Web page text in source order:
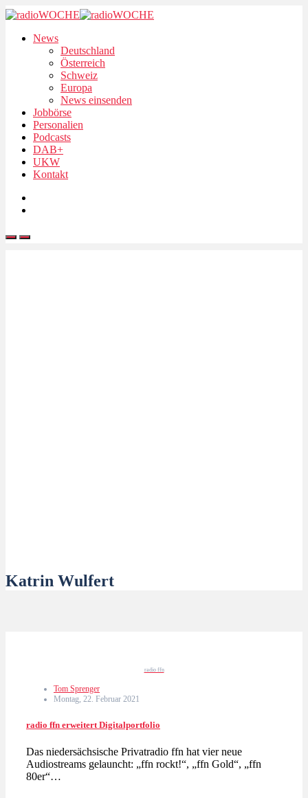
News
Deutschland
Österreich
Schweiz
Europa
News einsenden
Jobbörse
Personalien
Podcasts
DAB+
UKW
Kontakt
Katrin Wulfert
radio ffn
Tom Sprenger
Montag, 22. Februar 2021
radio ffn erweitert Digitalportfolio
Das niedersächsische Privatradio ffn hat vier neue
Audiostreams gelauncht: „ffn rockt!“, „ffn Gold“, „ffn
80er“…